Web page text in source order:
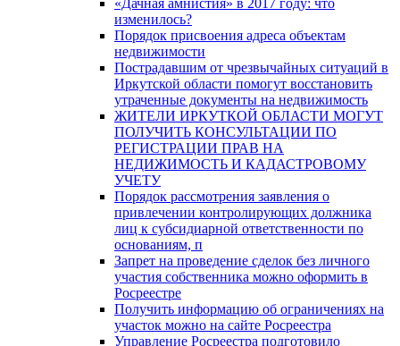
изменилось?
Порядок присвоения адреса объектам
недвижимости
Пострадавшим от чрезвычайных ситуаций в
Иркутской области помогут восстановить
утраченные документы на недвижимость
ЖИТЕЛИ ИРКУТКОЙ ОБЛАСТИ МОГУТ
ПОЛУЧИТЬ КОНСУЛЬТАЦИИ ПО
РЕГИСТРАЦИИ ПРАВ НА
НЕДИЖИМОСТЬ И КАДАСТРОВОМУ
УЧЕТУ
Порядок рассмотрения заявления о
привлечении контролирующих должника
лиц к субсидиарной ответственности по
основаниям, п
Запрет на проведение сделок без личного
участия собственника можно оформить в
Росреестре
Получить информацию об ограничениях на
участок можно на сайте Росреестра
Управление Росреестра подготовило